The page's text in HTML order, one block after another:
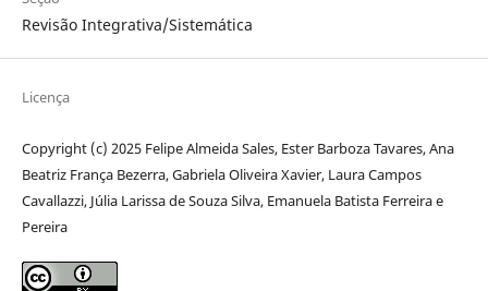
Revisão Integrativa/Sistemática
Licença
Copyright (c) 2025 Felipe Almeida Sales, Ester Barboza Tavares, Ana
Beatriz França Bezerra, Gabriela Oliveira Xavier, Laura Campos
Cavallazzi, Júlia Larissa de Souza Silva, Emanuela Batista Ferreira e
Pereira